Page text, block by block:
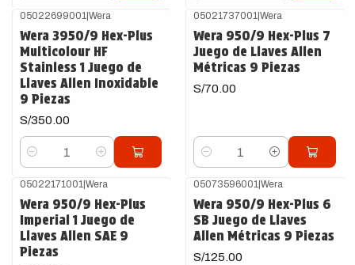
05022699001 |Wera
Wera 3950/9 Hex-Plus
Multicolour HF
Stainless 1 Juego de
Llaves Allen Inoxidable
9 Piezas
S/350.00
Cantidad
05021737001 |Wera
Wera 950/9 Hex-Plus 7
Juego de Llaves Allen
Métricas 9 Piezas
S/70.00
Cantidad
05022171001 |Wera
Wera 950/9 Hex-Plus
Imperial 1 Juego de
Llaves Allen SAE 9
Piezas
05073596001 |Wera
Wera 950/9 Hex-Plus 6
SB Juego de Llaves
Allen Métricas 9 Piezas
S/125.00